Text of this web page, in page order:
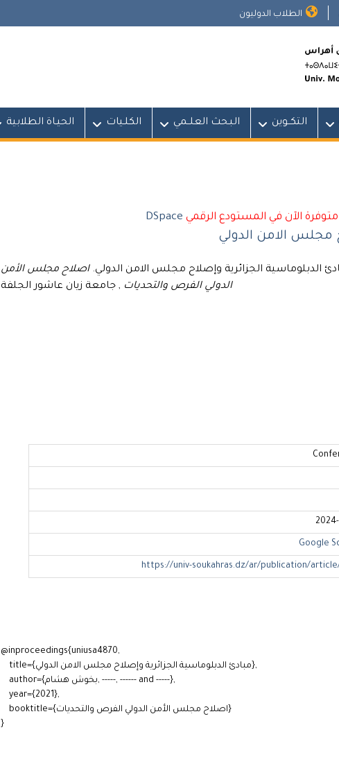
الطلاب الدوليون
التكــوين البـحث العلــمي الكلـيات الحيـاة الطلابية
الآن في المستودع الرقمي DSpace
مجلس الامن الدولي
اصلاح مجلس الأمن
الدولي الفرص والتحديات , جامعة زيان عاشور الجلفة
Google
https://univ-soukahras.dz/ar/publication/
@inproceedings{uniusa4870,
title={مبادئ الدبلوماسية الجزائرية وإصلاح مجلس الامن الدولي},
author={بخوش هشام, -----, ------ and -----},
year={2021},
booktitle={اصلاح مجلس الأمن الدولي الفرص والتحديات}
}